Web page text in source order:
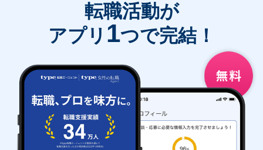
転職活動が
アプリ 1つで完結！